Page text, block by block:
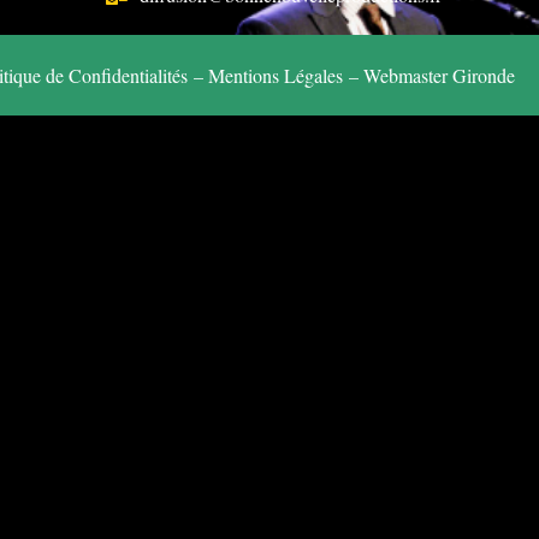
de Confidentialités–Mentions Légales–Webmaster Gironde